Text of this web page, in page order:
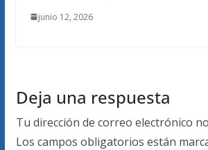
junio 12, 2026
Deja una respuesta
Tu dirección de correo electrónico
Los campos obligatorios están